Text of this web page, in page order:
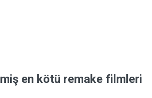
en kötü remake filmleri